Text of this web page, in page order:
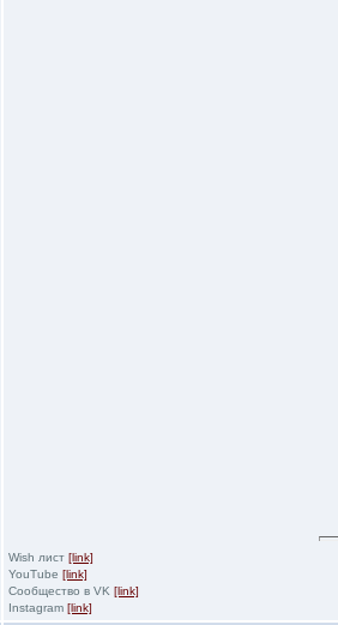
Wish лист [link]
YouTube [link]
Сообщество в VK [link]
Instagram [link]